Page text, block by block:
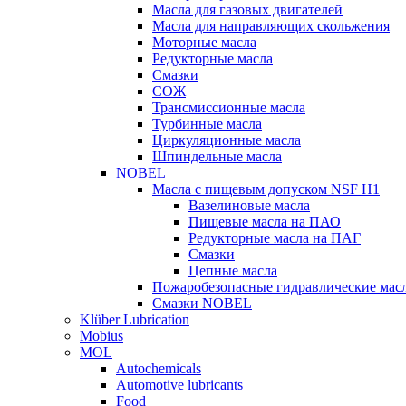
Масла для газовых двигателей
Масла для направляющих скольжения
Моторные масла
Редукторные масла
Смазки
СОЖ
Трансмиссионные масла
Турбинные масла
Циркуляционные масла
Шпиндельные масла
NOBEL
Масла с пищевым допуском NSF H1
Вазелиновые масла
Пищевые масла на ПАО
Редукторные масла на ПАГ
Смазки
Цепные масла
Пожаробезопасные гидравлические
Смазки NOBEL
Klüber Lubrication
Mobius
MOL
Autochemicals
Automotive lubricants
Food